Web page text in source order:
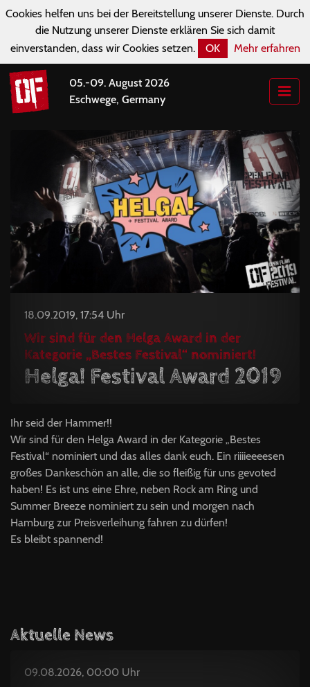
Cookies helfen uns bei der Bereitstellung unserer Dienste. Durch
die Nutzung unserer Dienste erklären Sie sich damit
einverstanden, dass wir Cookies setzen.
OK Mehr erfahren
05.-09. August 2026
Eschwege, Germany
18.09.2019, 17:54 Uhr
Wir sind für den Helga Award in der
Kategorie „Bestes Festival“ nominiert!
Helga! Festival Award 2019
Ihr seid der Hammer!!
Wir sind für den Helga Award in der Kategorie „Bestes
Festival“ nominiert und das alles dank euch. Ein riiiieeeesen
großes Dankeschön an alle, die so fleißig für uns gevoted
haben! Es ist uns eine Ehre, neben Rock am Ring und
Summer Breeze nominiert zu sein und morgen nach
Hamburg zur Preisverleihung fahren zu dürfen!
Es bleibt spannend!
Aktuelle News
09.08.2026, 00:00 Uhr